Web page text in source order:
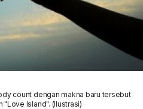
count dengan makna baru tersebut
"Love Island". (Ilustrasi)